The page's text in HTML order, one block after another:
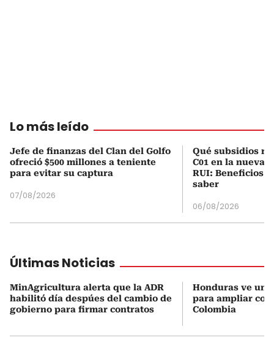
Lo más leído
Jefe de finanzas del Clan del Golfo
ofreció $500 millones a teniente
para evitar su captura
07/08/2026
Qué subsidios
C01 en la nueva
RUI: Beneficios
saber
06/08/2026
Últimas Noticias
MinAgricultura alerta que la ADR
habilitó día despúes del cambio de
gobierno para firmar contratos
Honduras ve
para ampliar
Colombia